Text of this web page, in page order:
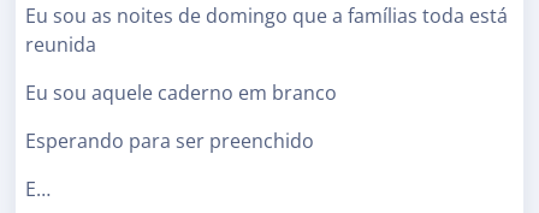
Eu sou as noites de domingo que a famílias toda está
reunida
Eu sou aquele caderno em branco
Esperando para ser preenchido
E…